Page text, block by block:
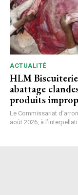
ACTUALITÉ
HLM
abattage
produits
Le Commissariat
août 2026, à